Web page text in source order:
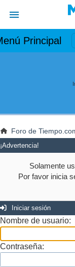
Principal
Foro de
¡Advertencia!
Solamente
Por favor inicia
Iniciar sesión
Nombre de usuario:
Contraseña: